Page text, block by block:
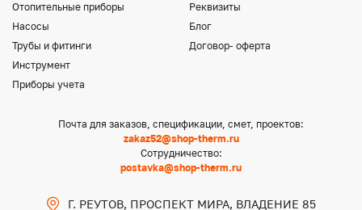
Отопительные приборы
Насосы
Трубы и фитинги
Инструмент
Приборы учета
Реквизиты
Блог
Договор- оферта
Почта для заказов, спецификации, смет, проектов:
zakaz52@shop-therm.ru
Сотрудничество:
postavka@shop-therm.ru
Г. РЕУТОВ, ПРОСПЕКТ МИРА, ВЛАДЕНИЕ 85